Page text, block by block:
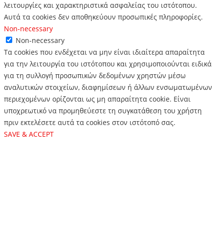
λειτουργίες και χαρακτηριστικά ασφαλείας του ιστότοπου.
Αυτά τα cookies δεν αποθηκεύουν προσωπικές πληροφορίες.
Non-necessary
Non-necessary
Τα cookies που ενδέχεται να μην είναι ιδιαίτερα απαραίτητα
για την λειτουργία του ιστότοπου και χρησιμοποιούνται ειδικά
για τη συλλογή προσωπικών δεδομένων χρηστών μέσω
αναλυτικών στοιχείων, διαφημίσεων ή άλλων ενσωματωμένων
περιεχομένων ορίζονται ως μη απαραίτητα cookie. Είναι
υποχρεωτικό να προμηθεύεστε τη συγκατάθεση του χρήστη
πριν εκτελέσετε αυτά τα cookies στον ιστότοπό σας.
SAVE & ACCEPT